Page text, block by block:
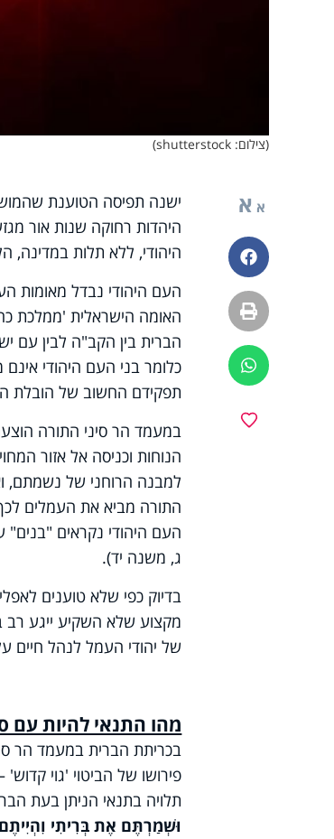
(צילום: shutterstock)
א א
פייסבוק
הדפסה
ווטסאפ
ישנה תפיסה הטוענת
היהדות רחוקה שנות אור
היהודי, ללא תלות במדינה,
העם היהודי נבדל מאומות
האומה הישראלית 'ממלכת
הברית בין הקב"ה לבין עם
כלומר בני העם היהודי
תפקידם החשוב של הובלת
במעמד הר סיני התורה
הנוחות וכניסה אל אזור
התורה מביא את העמלים לכך
העם היהודי נקראים
ג, משנה יד).
בדיוק כפי שלא טוענים
מקצוע שלא השקיע ייגע רב
של יהודי העמל לנהל חיים
מהו התנאי להיות עם
בכריתת הברית במעמד הר
פירושו של הביטוי 'גוי
תלויה בתנאי הניתן בעת
וּשְׁמַרְתֶּם אֶת בְּרִיתִי